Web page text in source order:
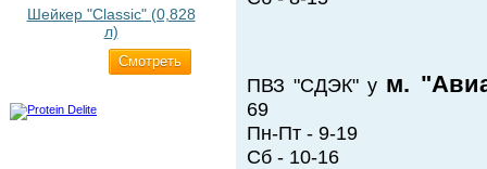
Шейкер "Classic" (0,828
л)
Cмотреть
ПВЗ "СДЭК" у м.
69
Пн-Пт - 9-19
Сб - 10-16